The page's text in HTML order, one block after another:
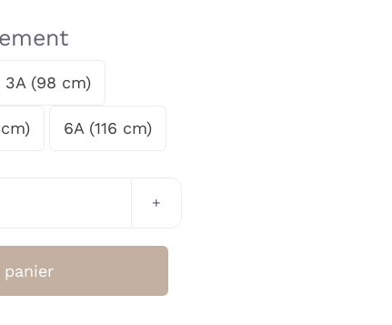
3A (98 cm)
cm) 6A (116 cm)